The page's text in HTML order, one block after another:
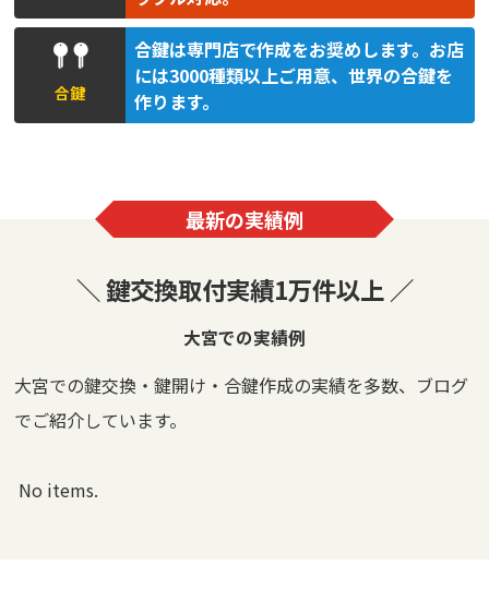
合鍵
合鍵は専門店で作成をお奨めします。お店
には3000種類以上ご用意、世界の合鍵を
作ります。
最新の実績例
＼ 鍵交換取付実績1万件以上 ／
大宮での実績例
大宮での鍵交換・鍵開け・合鍵作成の実績を多数、ブログ
でご紹介しています。
No items.